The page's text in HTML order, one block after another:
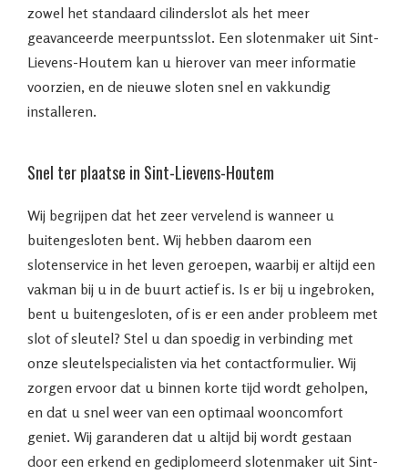
zowel het standaard cilinderslot als het meer
geavanceerde meerpuntsslot. Een slotenmaker uit Sint-
Lievens-Houtem kan u hierover van meer informatie
voorzien, en de nieuwe sloten snel en vakkundig
installeren.
Snel ter plaatse in Sint-Lievens-Houtem
Wij begrijpen dat het zeer vervelend is wanneer u
buitengesloten bent. Wij hebben daarom een
slotenservice in het leven geroepen, waarbij er altijd een
vakman bij u in de buurt actief is. Is er bij u ingebroken,
bent u buitengesloten, of is er een ander probleem met
slot of sleutel? Stel u dan spoedig in verbinding met
onze sleutelspecialisten via het contactformulier. Wij
zorgen ervoor dat u binnen korte tijd wordt geholpen,
en dat u snel weer van een optimaal wooncomfort
geniet. Wij garanderen dat u altijd bij wordt gestaan
door een erkend en gediplomeerd slotenmaker uit Sint-